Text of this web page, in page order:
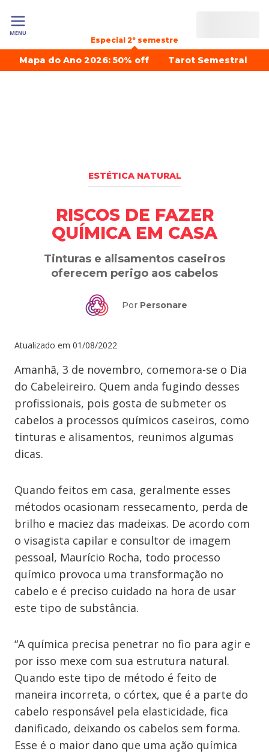
MENU
Especial 2º semestre
Mapa do Ano 2026: 50% off Tarot Semestral
ESTÉTICA NATURAL
RISCOS DE FAZER
QUÍMICA EM CASA
Tinturas e alisamentos caseiros
oferecem perigo aos cabelos
Por Personare
Atualizado em 01/08/2022
Amanhã, 3 de novembro, comemora-se o Dia
do Cabeleireiro. Quem anda fugindo desses
profissionais, pois gosta de submeter os
cabelos a processos químicos caseiros, como
tinturas e alisamentos, reunimos algumas
dicas.
Quando feitos em casa, geralmente esses
métodos ocasionam ressecamento, perda de
brilho e maciez das madeixas. De acordo com
o visagista capilar e consultor de imagem
pessoal, Maurício Rocha, todo processo
químico provoca uma transformação no
cabelo e é preciso cuidado na hora de usar
este tipo de substância.
“A química precisa penetrar no fio para agir e
por isso mexe com sua estrutura natural.
Quando este tipo de método é feito de
maneira incorreta, o córtex, que é a parte do
cabelo responsável pela elasticidade, fica
danificado, deixando os cabelos sem forma.
Esse é o maior dano que uma ação química